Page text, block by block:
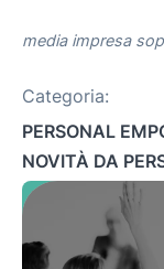
media impresa
Categoria:
PERSONAL
NOVITÀ DA